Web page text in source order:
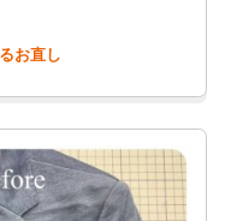
お直し